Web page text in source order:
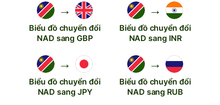
→
Biểu đồ chuyển đổi
NAD sang GBP
→
Biểu đồ chuyển đổi
NAD sang INR
→
Biểu đồ chuyển đổi
NAD sang JPY
→
Biểu đồ chuyển đổi
NAD sang RUB